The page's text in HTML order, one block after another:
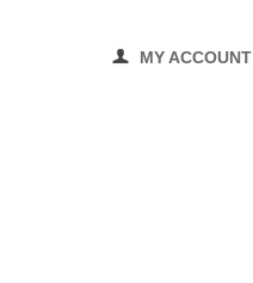
MY ACCOUNT